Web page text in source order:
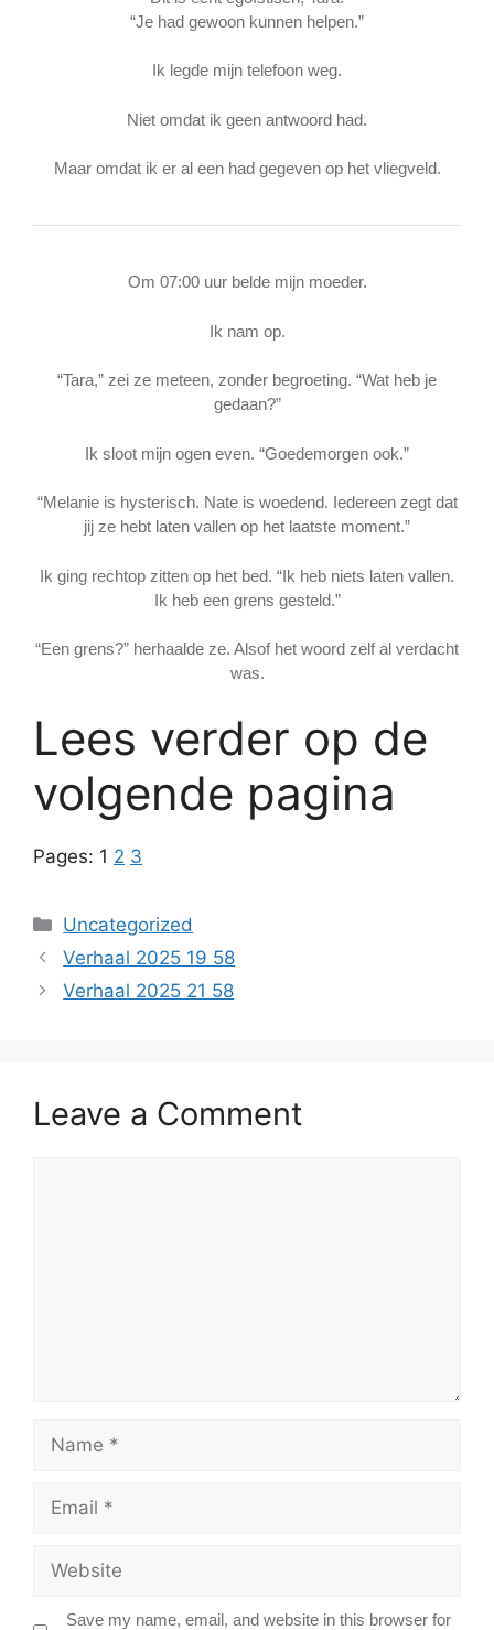
“Je had gewoon kunnen helpen.”
Ik legde mijn telefoon weg.
Niet omdat ik geen antwoord had.
Maar omdat ik er al een had gegeven op het vliegveld.
Om 07:00 uur belde mijn moeder.
Ik nam op.
“Tara,” zei ze meteen, zonder begroeting. “Wat heb je
gedaan?”
Ik sloot mijn ogen even. “Goedemorgen ook.”
“Melanie is hysterisch. Nate is woedend. Iedereen zegt dat
jij ze hebt laten vallen op het laatste moment.”
Ik ging rechtop zitten op het bed. “Ik heb niets laten vallen.
Ik heb een grens gesteld.”
“Een grens?” herhaalde ze. Alsof het woord zelf al verdacht
was.
Lees verder op de
volgende pagina
Pages: 1 2 3
Categories
Uncategorized
Verhaal 2025 19 58
Verhaal 2025 21 58
Leave a Comment
Save my name, email, and website in this browser for